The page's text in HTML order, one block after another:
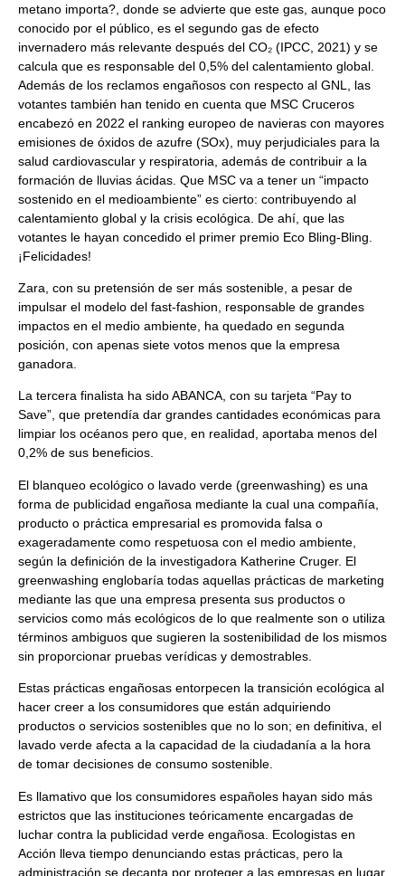
metano importa?, donde se advierte que este gas, aunque poco
conocido por el público, es el segundo gas de efecto
invernadero más relevante después del CO₂ (IPCC, 2021) y se
calcula que es responsable del 0,5% del calentamiento global.
Además de los reclamos engañosos con respecto al GNL, las
votantes también han tenido en cuenta que MSC Cruceros
encabezó en 2022 el ranking europeo de navieras con mayores
emisiones de óxidos de azufre (SOx), muy perjudiciales para la
salud cardiovascular y respiratoria, además de contribuir a la
formación de lluvias ácidas. Que MSC va a tener un “impacto
sostenido en el medioambiente” es cierto: contribuyendo al
calentamiento global y la crisis ecológica. De ahí, que las
votantes le hayan concedido el primer premio Eco Bling-Bling.
¡Felicidades!
Zara, con su pretensión de ser más sostenible, a pesar de
impulsar el modelo del fast-fashion, responsable de grandes
impactos en el medio ambiente, ha quedado en segunda
posición, con apenas siete votos menos que la empresa
ganadora.
La tercera finalista ha sido ABANCA, con su tarjeta “Pay to
Save”, que pretendía dar grandes cantidades económicas para
limpiar los océanos pero que, en realidad, aportaba menos del
0,2% de sus beneficios.
El blanqueo ecológico o lavado verde (greenwashing) es una
forma de publicidad engañosa mediante la cual una compañía,
producto o práctica empresarial es promovida falsa o
exageradamente como respetuosa con el medio ambiente,
según la definición de la investigadora Katherine Cruger. El
greenwashing englobaría todas aquellas prácticas de marketing
mediante las que una empresa presenta sus productos o
servicios como más ecológicos de lo que realmente son o utiliza
términos ambiguos que sugieren la sostenibilidad de los mismos
sin proporcionar pruebas verídicas y demostrables.
Estas prácticas engañosas entorpecen la transición ecológica al
hacer creer a los consumidores que están adquiriendo
productos o servicios sostenibles que no lo son; en definitiva, el
lavado verde afecta a la capacidad de la ciudadanía a la hora
de tomar decisiones de consumo sostenible.
Es llamativo que los consumidores españoles hayan sido más
estrictos que las instituciones teóricamente encargadas de
luchar contra la publicidad verde engañosa. Ecologistas en
Acción lleva tiempo denunciando estas prácticas, pero la
administración se decanta por proteger a las empresas en lugar